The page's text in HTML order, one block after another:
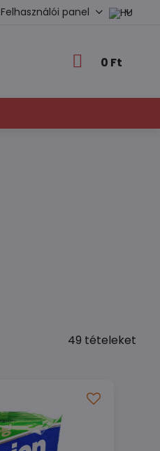
Felhasználói panel
0 Ft
49 tételeket